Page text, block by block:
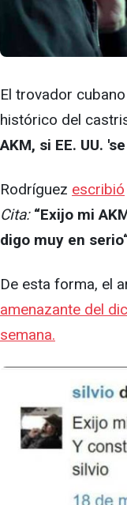
El trovador
histórico del
AKM, si EE. UU.
Rodríguez escribió
Cita:“Exijo mi
digo muy en
De esta forma, el
amenazante del
semana.